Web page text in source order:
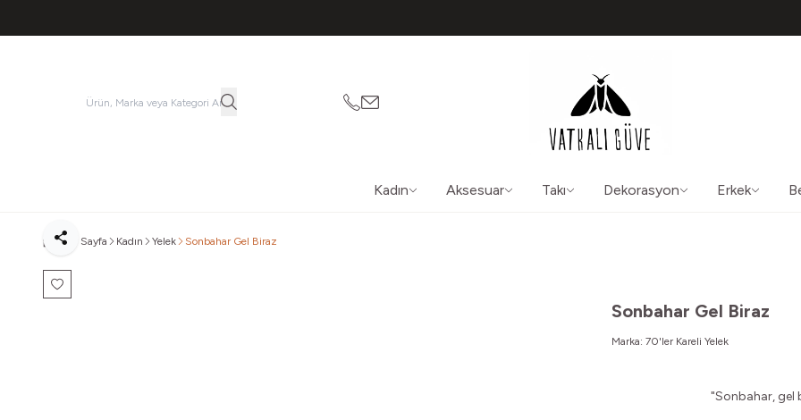
05362150565
vatkaliguve@gmail.com
Kadın Aksesuar Takı Dekorasyon Erkek
Ana Sayfa Kadın Yelek Sonbahar Gel Biraz
Favoriye Ekle
Paylaş
Sonbahar Gel Biraz
Marka: 70'ler Kareli Yelek
"Sonbahar, gel